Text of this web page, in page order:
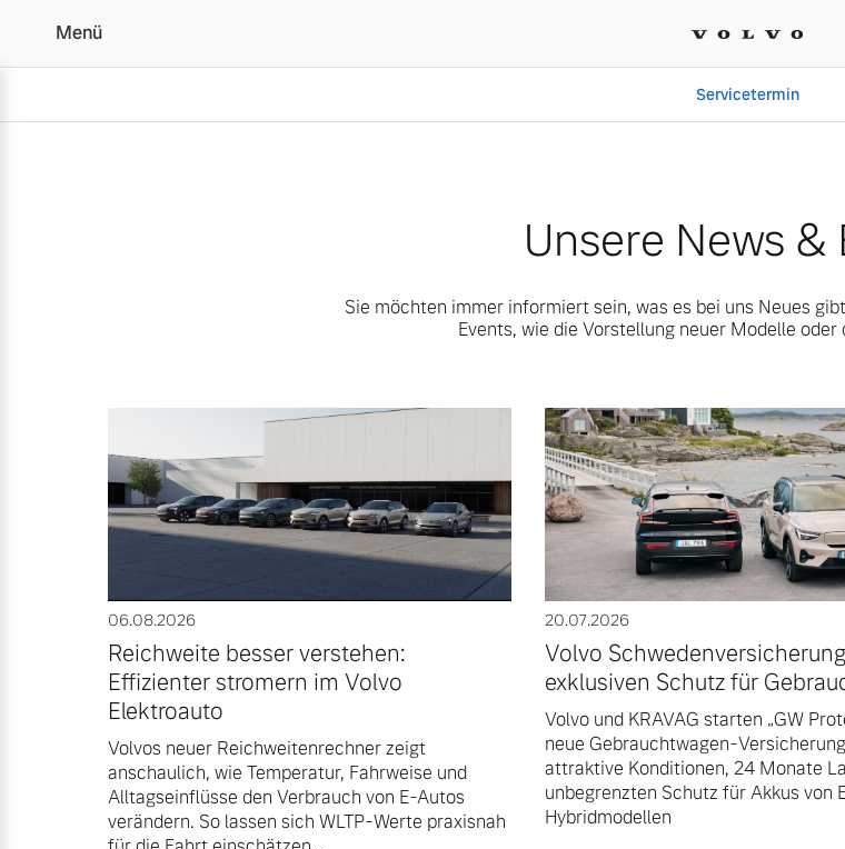
Menü
Servicetermin
Aktuelle Zubehörangebote
Über uns
Unsere News &
Sie möchten immer informiert sein, was es bei uns Neues
Events, wie die Vorstellung neuer Modelle oder
06.08.2026
Reichweite besser verstehen:
Effizienter stromern im Volvo
Elektroauto
Volvos neuer Reichweitenrechner zeigt
anschaulich, wie Temperatur, Fahrweise und
Alltagseinflüsse den Verbrauch von E-Autos
verändern. So lassen sich WLTP-Werte praxisnah
20.07.2026
Volvo
exklusiven Schutz für
Volvo und KRAVAG starten „GW
neue Gebrauchtwagen-
attraktive Konditionen, 24 Monate
unbegrenzten Schutz für Akkus von
Hybridmodellen